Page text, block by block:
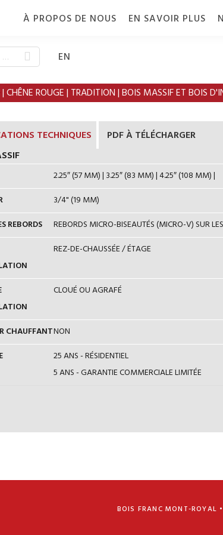
À PROPOS DE NOUS
QUI NOUS
SOMMES
POURQUOI
PLANCHER
MONT-ROYAL
CARRIÈRES
EN SAVOIR PLUS
GRADE
FINIS
EN
| CHÊNE ROUGE | TRADITION | BOIS MASSIF ET BOIS
TECHNIQUES
PDF À TÉLÉCHARGER
2.25″ (57 MM) | 3.25″ (83 MM) | 4.25″ (108 MM) |
3/4" (19 MM)
REBORDS
REBORDS MICRO-BISEAUTÉS (MICRO-V) SUR
REZ-DE-CHAUSSÉE / ÉTAGE
CLOUÉ OU AGRAFÉ
CHAUFFANTNON
25 ANS - RÉSIDENTIEL
5 ANS - GARANTIE COMMERCIALE LIMITÉE
BOIS FRANC MONT-ROYAL